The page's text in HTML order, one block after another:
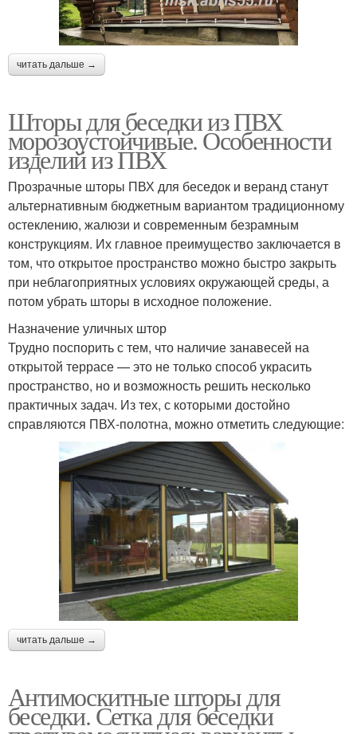
читать дальше →
Шторы для беседки из ПВХ
морозоустойчивые. Особенности
изделий из ПВХ
Прозрачные шторы ПВХ для беседок и веранд станут
альтернативным бюджетным вариантом традиционному
остеклению, жалюзи и современным безрамным
конструкциям. Их главное преимущество заключается в
том, что открытое пространство можно быстро закрыть
при неблагоприятных условиях окружающей среды, а
потом убрать шторы в исходное положение.
Назначение уличных штор
Трудно поспорить с тем, что наличие занавесей на
открытой террасе — это не только способ украсить
пространство, но и возможность решить несколько
практичных задач. Из тех, с которыми достойно
справляются ПВХ-полотна, можно отметить следующие:
читать дальше →
Антимоскитные шторы для
беседки. Сетка для беседки